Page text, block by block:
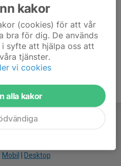
Mobil Desktop
kakor
(cookies) för att vår
bra för dig. De används
syfte att hjälpa oss att
tjänster.
vi cookies
alla kakor